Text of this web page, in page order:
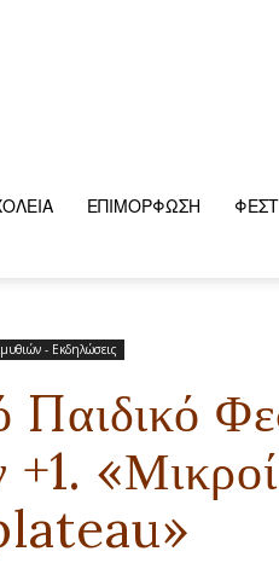
ΕΠΙΜΌΡΦΩΣΗ
- Εκδηλώσεις
«Μικροί